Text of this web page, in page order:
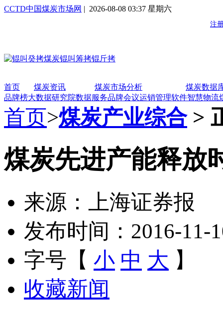
CCTD中国煤炭市场网 | 2026-08-08 03:37 星期六
首页 煤炭资讯 煤炭市场分析
煤炭数据
品牌榜大数据研究院数据服务品牌会议运销管理软件智慧物流
首页>煤炭产业综合>
煤炭先进产能释放
来源：上海证券报
发布时间：2016-11-
字号【 小 中 大 】
收藏新闻